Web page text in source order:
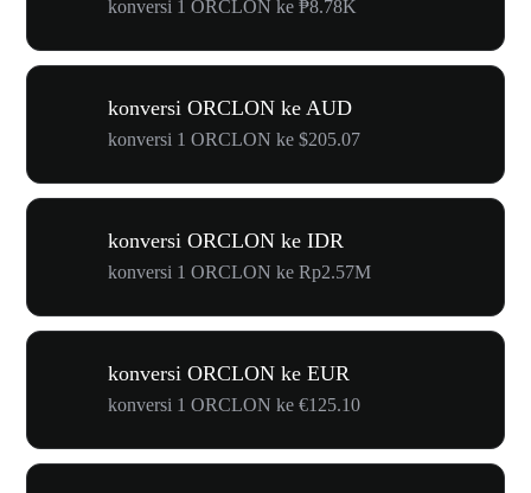
konversi 1 ORCLON ke ₱8.78K
konversi ORCLON ke AUD
konversi 1 ORCLON ke $205.07
konversi ORCLON ke IDR
konversi 1 ORCLON ke Rp2.57M
konversi ORCLON ke EUR
konversi 1 ORCLON ke €125.10